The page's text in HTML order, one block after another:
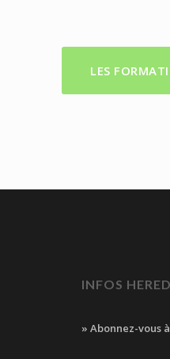
LES
INFOS
» Abonnez-vous